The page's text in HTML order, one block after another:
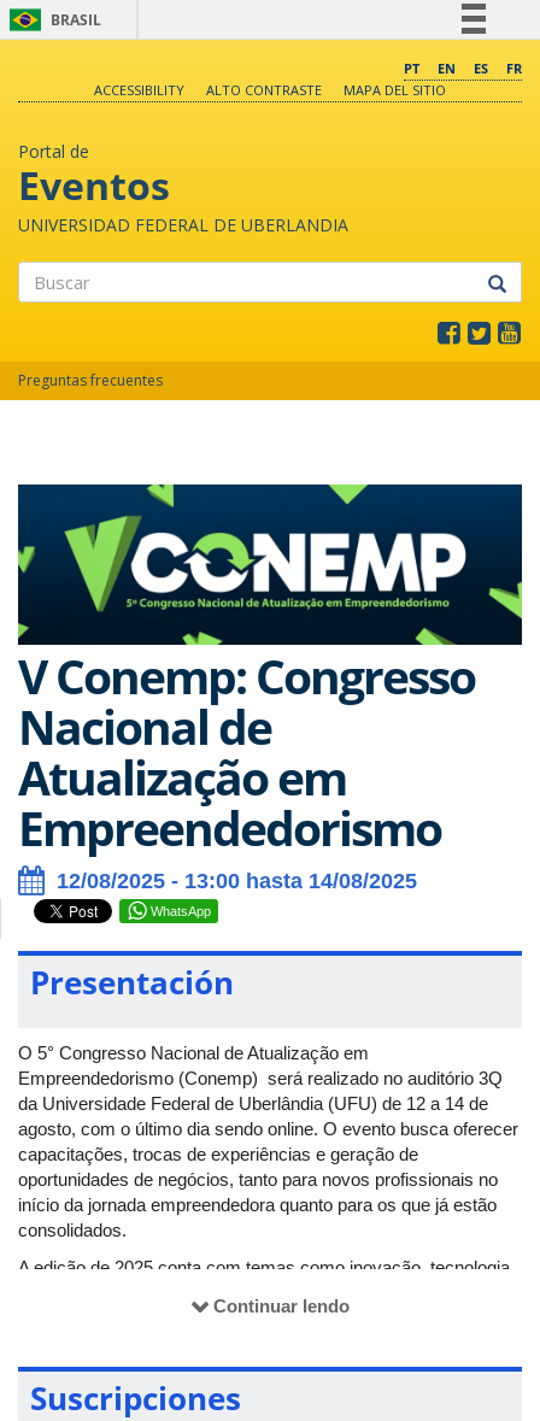
BRASIL
Comunica BR
PT EN ES
FR
ACCESSIBILITY
ALTO CONTRASTE MAPA DEL SITIO
Portal de
Eventos
UNIVERSIDAD FEDERAL DE UBERLANDIA
Preguntas frecuentes
V Conemp: Congresso
Nacional de
Atualização em
Empreendedorismo
12/08/2025 - 13:00 hasta 14/08/2025
WhatsApp
Presentación
O 5° Congresso Nacional de Atualização em
Empreendedorismo (Conemp) será realizado no auditório 3Q
da Universidade Federal de Uberlândia (UFU) de 12 a 14 de
agosto, com o último dia sendo online. O evento busca oferecer
capacitações, trocas de experiências e geração de
oportunidades de negócios, tanto para novos profissionais no
início da jornada empreendedora quanto para os que já estão
consolidados.
A edição de 2025 conta com temas como inovação, tecnologia,
startups, entre outros. São mais de 15 palestrantes
startups e lideranças na área da inovação.
Este ano também serão aceitos envios de pesquisas
Continuar lendo
Suscripciones